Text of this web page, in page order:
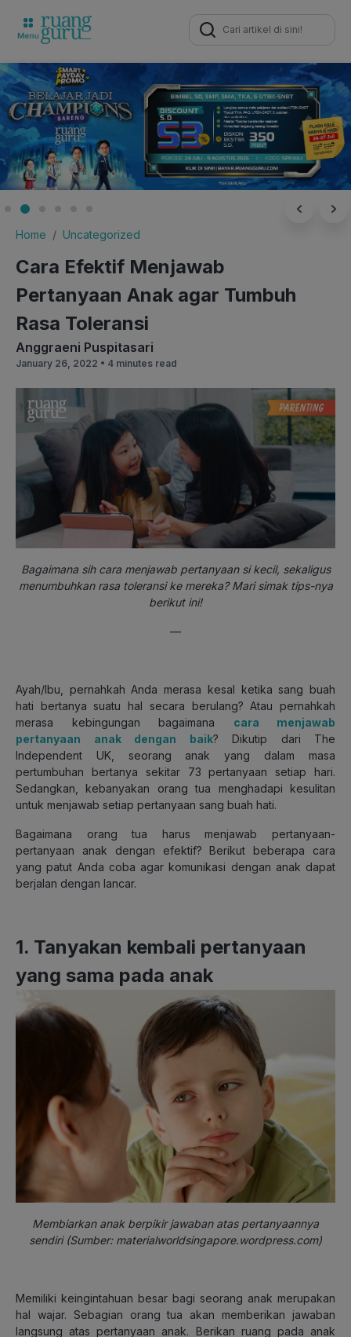
Search
for:
Home Uncategorized
Cara Efektif Menjawab
Pertanyaan Anak agar Tumbuh
Rasa Toleransi
Anggraeni Puspitasari
January 26, 2022 • 4 minutes read
Bagaimana sih cara menjawab pertanyaan si kecil, sekaligus
menumbuhkan rasa toleransi ke mereka? Mari simak tips-nya
berikut ini!
—
Ayah/Ibu, pernahkah Anda merasa kesal ketika sang buah
hati bertanya suatu hal secara berulang? Atau pernahkah
merasa kebingungan bagaimana cara menjawab
pertanyaan anak dengan baik? Dikutip dari The
Independent UK, seorang anak yang dalam masa
pertumbuhan bertanya sekitar 73 pertanyaan setiap hari.
Sedangkan, kebanyakan orang tua menghadapi kesulitan
untuk menjawab setiap pertanyaan sang buah hati.
Bagaimana orang tua harus menjawab pertanyaan-
pertanyaan anak dengan efektif? Berikut beberapa cara
yang patut Anda coba agar komunikasi dengan anak dapat
berjalan dengan lancar.
1. Tanyakan kembali pertanyaan
yang sama pada anak
Membiarkan anak berpikir jawaban atas pertanyaannya
sendiri (Sumber: materialworldsingapore.wordpress.com)
Memiliki keingintahuan besar bagi seorang anak merupakan
hal wajar. Sebagian orang tua akan memberikan jawaban
langsung atas pertanyaan anak. Berikan ruang pada anak